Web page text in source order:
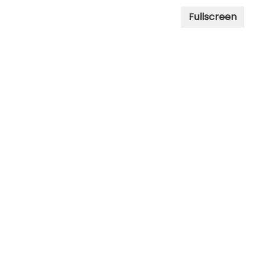
Fullscreen